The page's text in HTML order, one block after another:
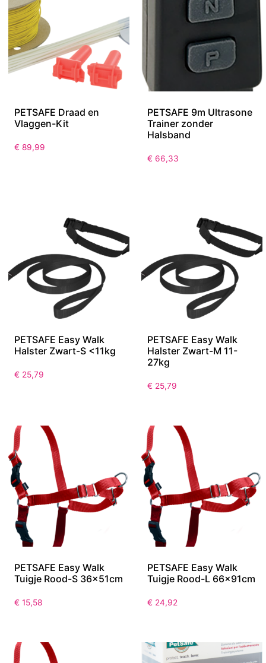
PETSAFE Draad en
Vlaggen-Kit
€ 89,99
PETSAFE 9m Ultrasone
Trainer zonder
Halsband
€ 66,33
PETSAFE Easy Walk
Halster Zwart-S <11kg
€ 25,79
PETSAFE Easy Walk
Halster Zwart-M 11-
27kg
€ 25,79
PETSAFE Easy Walk
Tuigje Rood-S 36x51cm
€ 15,58
PETSAFE Easy Walk
Tuigje Rood-L 66x91cm
€ 24,92